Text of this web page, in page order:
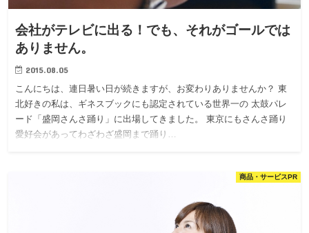
会社がテレビに出る！でも、それがゴールでは
ありません。
2015.08.05
こんにちは、連日暑い日が続きますが、お変わりありませんか？ 東
北好きの私は、ギネスブックにも認定されている世界一の 太鼓パレ
ード「盛岡さんさ踊り」に出場してきました。 東京にもさんさ踊り
愛好会があってわざわざ盛岡まで踊り…
商品・サービスPR